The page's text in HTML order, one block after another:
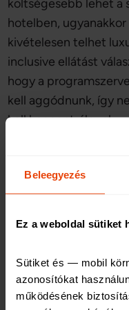
Beleegyezés
Ez a weboldal sütiket
Sütiket és — mobil
azonosítókat
működésének
költségesebb lehet a
hotelben,
kivételesen telhet
inclusive ellátást
hogy a
kell aggódnunk, így
kell koncentrálnunk.
kényelemben lesz
találkozunk: